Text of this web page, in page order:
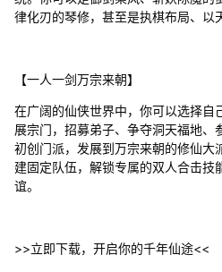
律化刃的琴修，甚至是执棋布局、以
【一人一剑万宗来朝】
在广阔的仙侠世界中，你可以选择自
展宗门，招募弟子、争夺洞天福地、
初创门派，发展到万宗来朝的修仙大
建固定队伍，解锁专属的双人合击技
谊。
>>立即下载，开启你的千年仙途<<